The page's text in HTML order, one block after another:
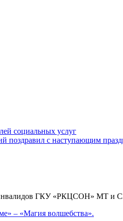
социальных услуг
поздравил с наступающим
инвалидов ГКУ «РКЦСОН» МТ и
– «Магия волшебства».